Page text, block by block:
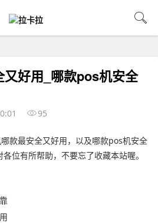
好用_哪款pos机安全
95
款最安全又好用，以及哪款pos机安全
位有所帮助，不要忘了收藏本站喔。